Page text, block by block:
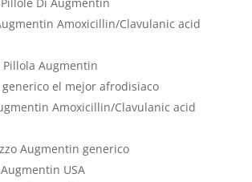
Amoxicillin/Clavulanic acid
Pillola Augmentin
el mejor afrodisiaco
Amoxicillin/Clavulanic acid
Augmentin generico
USA